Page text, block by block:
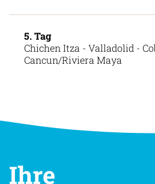
5. Tag
Chichen Itza - Valladolid -
Cancun/Riviera Maya
Ihre